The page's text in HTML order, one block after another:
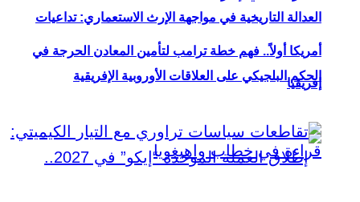
العدالة التاريخية في مواجهة الإرث الاستعماري: تداعيات
الحكم البلجيكي على العلاقات الأوروبية الإفريقية
أمريكا أولاً.. فهم خطة ترامب لتأمين المعادن الحرجة في
إفريقيا